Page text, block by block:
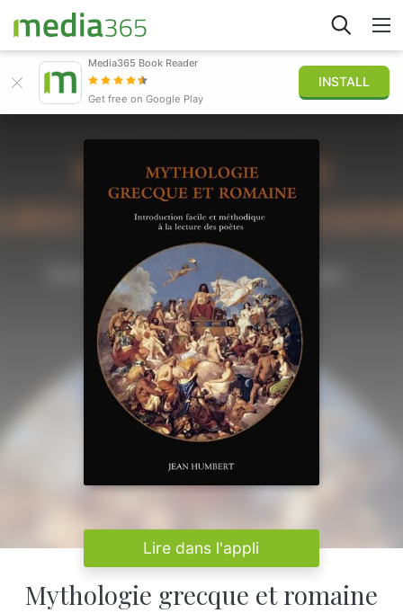
Connexion
Publier
Media365 Book Reader
Get free on Google Play
INSTALL
Lire dans l'appli
Mythologie grecque et romaine